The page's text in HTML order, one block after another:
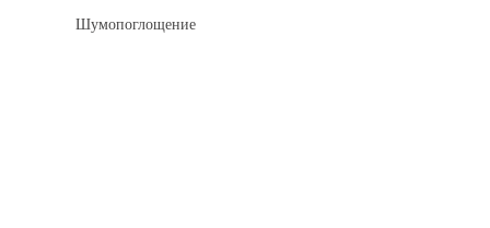
Шумопоглощение